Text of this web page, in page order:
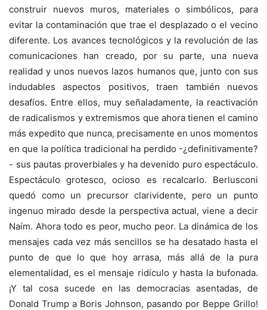
construir nuevos muros, materiales o simbólicos, para
evitar la contaminación que trae el desplazado o el vecino
diferente. Los avances tecnológicos y la revolución de las
comunicaciones han creado, por su parte, una nueva
realidad y unos nuevos lazos humanos que, junto con sus
indudables aspectos positivos, traen también nuevos
desafíos. Entre ellos, muy señaladamente, la reactivación
de radicalismos y extremismos que ahora tienen el camino
más expedito que nunca, precisamente en unos momentos
en que la política tradicional ha perdido -¿definitivamente?
- sus pautas proverbiales y ha devenido puro espectáculo.
Espectáculo grotesco, ocioso es recalcarlo. Berlusconi
quedó como un precursor clarividente, pero un punto
ingenuo mirado desde la perspectiva actual, viene a decir
Naím. Ahora todo es peor, mucho peor. La dinámica de los
mensajes cada vez más sencillos se ha desatado hasta el
punto de que lo que hoy arrasa, más allá de la pura
elementalidad, es el mensaje ridículo y hasta la bufonada.
¡Y tal cosa sucede en las democracias asentadas, de
Donald Trump a Boris Johnson, pasando por Beppe Grillo!